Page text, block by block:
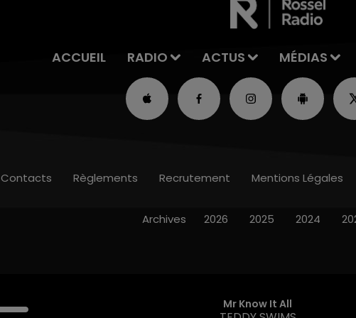
ACCUEIL RADIO ACTUS MÉDIAS
Mr Know It All
Contacts Règlements Recrutement Mentions Légales
Archives 2026 2025 2024